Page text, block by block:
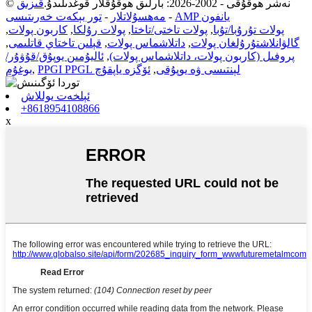
© نەشر ھوقۇقى - 2002-2026: بارلىق ھوقۇقلار قوغدىلىدۇ.
قىزىق
مەھسۇلاتلار - تور بېكەت خەرىتىسى -
AMP يانفون
پولات تۇرۇبا/تۇبا, پولات تاختى/تاختا, پولات رۇلكا, كاربون پولات,
گالۋانلاشتۇرۇلغان پولات, داتلاشماس پولات, قېلىن تاختاي قاتلىمى,
پروفىل (كاربون پولات، داتلاشماس پولات), ئاليۇمىن يوپۇق/قۇۋۇر/
بوغۇم, PPGI PPGL لېنتىسى ۋە يوپۇقى, ئۆگزە ياپقۇچ
ئېلخەت يوللاش
+8618954108866
x